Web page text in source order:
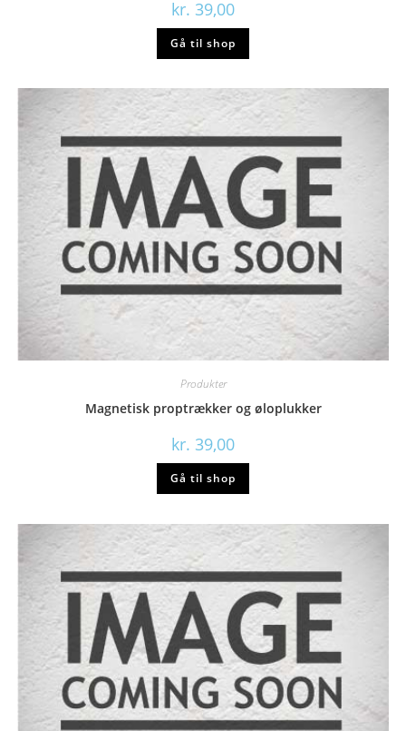
kr. 39,00
Gå til shop
Produkter
Magnetisk proptrækker og øloplukker
kr. 39,00
Gå til shop